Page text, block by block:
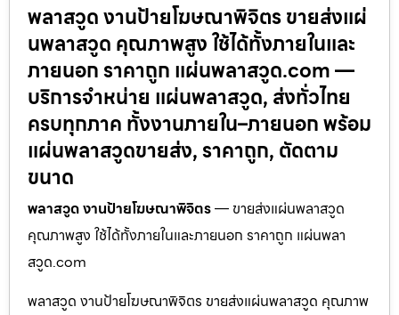
พลาสวูด งานป้ายโฆษณาพิจิตร ขายส่งแผ่
นพลาสวูด คุณภาพสูง ใช้ได้ทั้งภายในและ
ภายนอก ราคาถูก แผ่นพลาสวูด.com —
บริการจำหน่าย แผ่นพลาสวูด, ส่งทั่วไทย
ครบทุกภาค ทั้งงานภายใน–ภายนอก พร้อม
แผ่นพลาสวูดขายส่ง, ราคาถูก, ตัดตาม
ขนาด
พลาสวูด งานป้ายโฆษณาพิจิตร— ขายส่งแผ่นพลาสวูด
คุณภาพสูง ใช้ได้ทั้งภายในและภายนอก ราคาถูก แผ่นพลา
สวูด.com
พลาสวูด งานป้ายโฆษณาพิจิตร ขายส่งแผ่นพลาสวูด คุณภาพ